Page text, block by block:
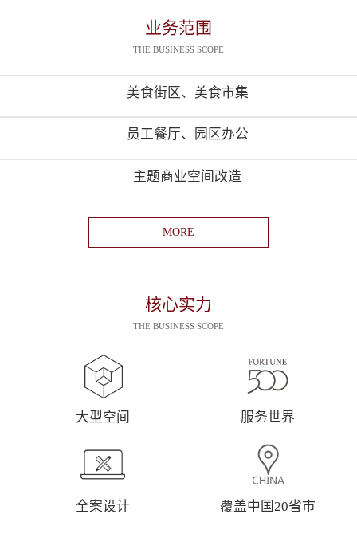
业务范围
THE BUSINESS SCOPE
美食街区、美食市集
员工餐厅、园区办公
主题商业空间改造
MORE
核心实力
THE BUSINESS SCOPE
大型空间 服务世界
全案设计 覆盖中国20省市